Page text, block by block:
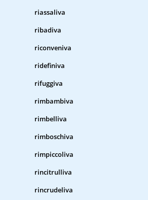
riassaliva
ribadiva
riconveniva
ridefiniva
rifuggiva
rimbambiva
rimbelliva
rimboschiva
rimpiccoliva
rincitrulliva
rincrudeliva